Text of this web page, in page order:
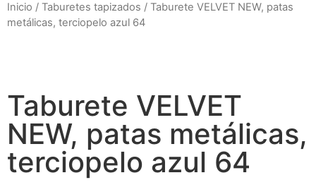
Inicio / Taburetes tapizados / Taburete VELVET NEW, patas
metálicas, terciopelo azul 64
Taburete VELVET
NEW, patas metálicas,
terciopelo azul 64